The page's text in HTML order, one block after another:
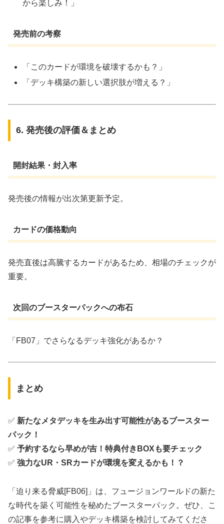
から楽しみ！」
発売前の考察
「このカードが環境を破壊するかも？」
「デッキ構築の新しい選択肢が増える？」
6. 発売後の評価＆まとめ
開封結果・封入率
発売後の情報が出次第更新予定。
カードの価格動向
発売直後は高騰するカードがあるため、相場のチェックが
重要。
次回のブースターパックへの布石
「FB07」でさらなるデッキ強化があるか？
まとめ
✅ 新たなメタデッキを生み出す可能性があるブースター
パック！
✅ 予約するなら早めが吉！特典付きBOXも要チェック
✅ 強力なUR・SRカードが環境を変えるかも！？
「迫り来る脅威[FB06]」は、フュージョンワールドの新た
な時代を築く可能性を秘めたブースターパック。ぜひ、こ
の記事を参考に購入やデッキ構築を検討してみてくださ